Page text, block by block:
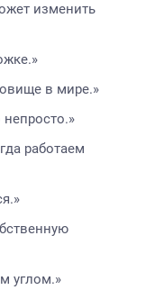
изменить
в мире.»
непросто.»
работаем
углом.»